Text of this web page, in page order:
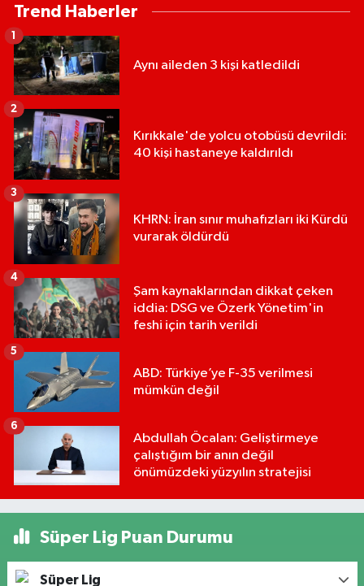
Trend Haberler
Aynı aileden 3 kişi katledildi
1
Kırıkkale'de yolcu otobüsü devrildi:
40 kişi hastaneye kaldırıldı
2
KHRN: İran sınır muhafızları iki Kürdü
vurarak öldürdü
3
Şam kaynaklarından dikkat çeken
iddia: DSG ve Özerk Yönetim'in
feshi için tarih verildi
4
ABD: Türkiye’ye F-35 verilmesi
mümkün değil
5
Abdullah Öcalan: Geliştirmeye
çalıştığım bir anın değil
önümüzdeki yüzyılın stratejisi
6
Süper Lig Puan Durumu
Süper Lig